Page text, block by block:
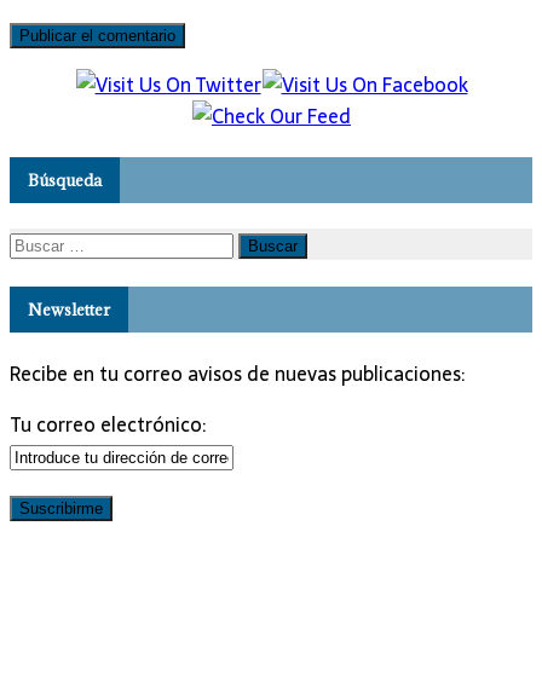
Búsqueda
Buscar:
Newsletter
Recibe en tu correo avisos de nuevas publicaciones:
Tu correo electrónico: